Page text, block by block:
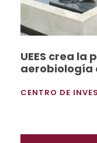
UEES crea
aerobiología
CENTRO DE